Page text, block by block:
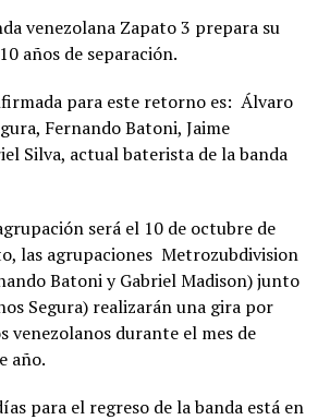
venezolana Zapato 3 prepara su
años de separación.
para este retorno es: Álvaro
Fernando Batoni, Jaime
Silva, actual baterista de la banda
será el 10 de octubre de
las agrupaciones Metrozubdivision
Batoni y Gabriel Madison) junto
Segura) realizarán una gira por
venezolanos durante el mes de
año.
para el regreso de la banda está en